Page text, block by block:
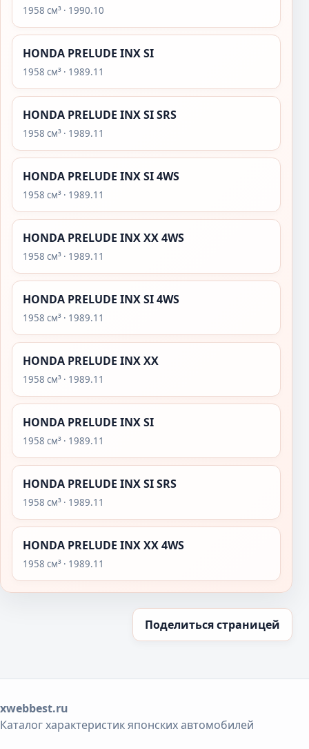
1958 см³ · 1990.10
HONDA PRELUDE INX SI
1958 см³ · 1989.11
HONDA PRELUDE INX SI SRS
1958 см³ · 1989.11
HONDA PRELUDE INX SI 4WS
1958 см³ · 1989.11
HONDA PRELUDE INX XX 4WS
1958 см³ · 1989.11
HONDA PRELUDE INX SI 4WS
1958 см³ · 1989.11
HONDA PRELUDE INX XX
1958 см³ · 1989.11
HONDA PRELUDE INX SI
1958 см³ · 1989.11
HONDA PRELUDE INX SI SRS
1958 см³ · 1989.11
HONDA PRELUDE INX XX 4WS
1958 см³ · 1989.11
Поделиться страницей
xwebbest.ru
Каталог характеристик японских автомобилей